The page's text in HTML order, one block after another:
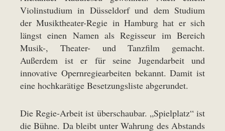
Violinstudium in Düsseldorf und dem Studium
der Musiktheater-Regie in Hamburg hat er sich
längst einen Namen als Regisseur im Bereich
Musik-, Theater- und Tanzfilm gemacht.
Außerdem ist er für seine Jugendarbeit und
innovative Opernregiearbeiten bekannt. Damit ist
eine hochkarätige Besetzungsliste abgerundet.
Die Regie-Arbeit ist überschaubar. „Spielplatz“ ist
die Bühne. Da bleibt unter Wahrung des Abstands